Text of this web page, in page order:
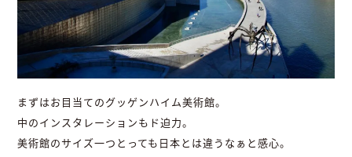
まずはお目当てのグッゲンハイム美術館。
中のインスタレーションもド迫力。
美術館のサイズ一つとっても日本とは違うなぁと感心。